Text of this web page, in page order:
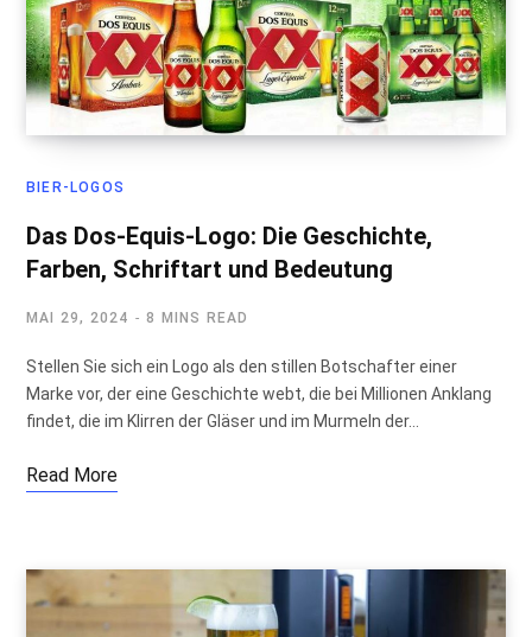
BIER-LOGOS
Das Dos-Equis-Logo: Die Geschichte,
Farben, Schriftart und Bedeutung
MAI 29, 2024 8 MINS READ
Stellen Sie sich ein Logo als den stillen Botschafter einer
Marke vor, der eine Geschichte webt, die bei Millionen Anklang
findet, die im Klirren der Gläser und im Murmeln der…
Read More